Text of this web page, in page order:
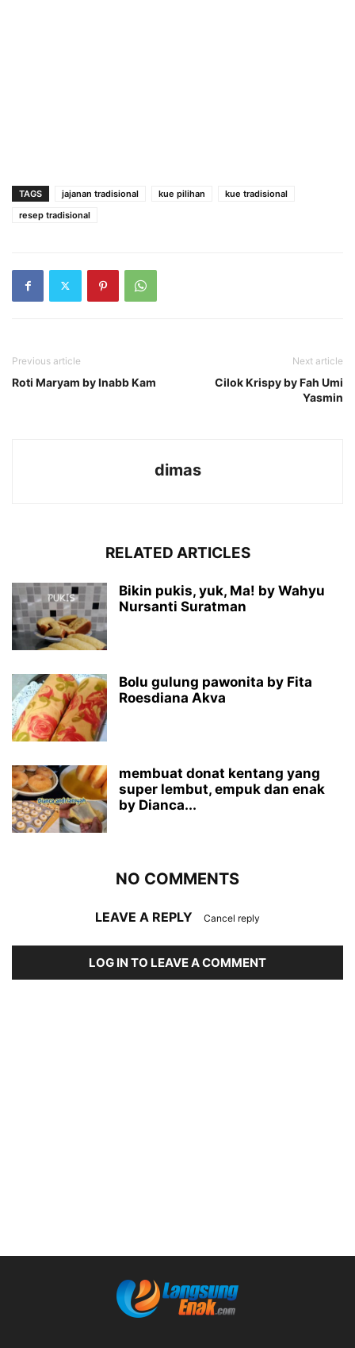
TAGS jajanan tradisional kue pilihan
kue tradisional
resep tradisional
Previous article
Roti Maryam by Inabb Kam
Next article
Cilok Krispy by Fah Umi
Yasmin
dimas
RELATED ARTICLES
Bikin pukis, yuk, Ma! by Wahyu
Nursanti Suratman
Bolu gulung pawonita by Fita
Roesdiana Akva
membuat donat kentang yang
super lembut, empuk dan enak
by Dianca...
NO COMMENTS
LEAVE A REPLY Cancel reply
LOG IN TO LEAVE A COMMENT